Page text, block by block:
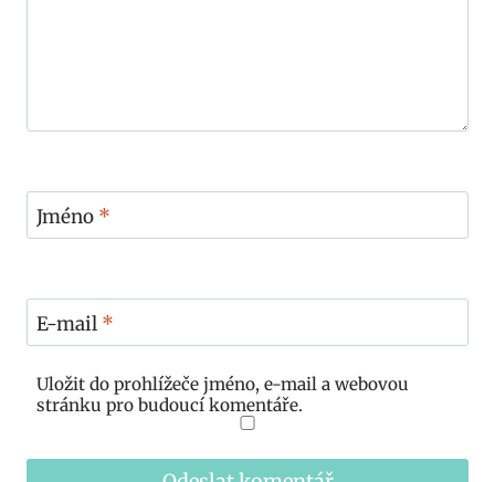
Jméno *
E-mail *
Uložit do prohlížeče jméno, e-mail a webovou
stránku pro budoucí komentáře.